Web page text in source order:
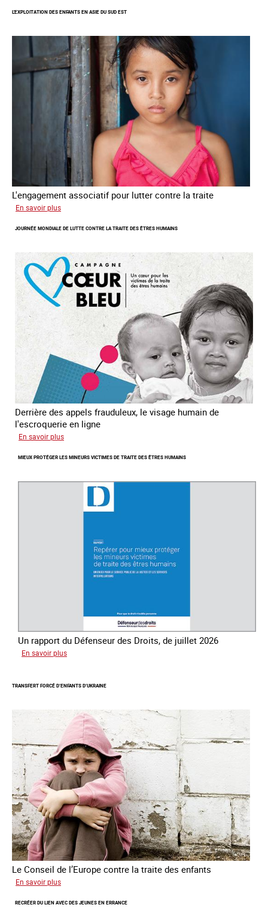
L'EXPLOITATION DES ENFANTS EN ASIE DU SUD EST
L'engagement associatif pour lutter contre la traite
En savoir plus
des
en
Asie
du
sud
est
JOURNÉE MONDIALE DE LUTTE CONTRE LA TRAITE DES ÊTRES HUMAINS
Derrière des appels frauduleux, le visage humain de
l'escroquerie en ligne
En savoir plus
mondiale
lutte
MIEUX PROTÉGER LES MINEURS VICTIMES DE TRAITE DES ÊTRES HUMAINS
Un rapport du Défenseur des Droits, de juillet 2026
En savoir plus
les
victimes
de
traite
des
êtres
humains
TRANSFERT FORCÉ D’ENFANTS D’UKRAINE
Le Conseil de l’Europe contre la traite des enfants
En savoir plus
forcé
RECRÉER DU LIEN AVEC DES JEUNES EN ERRANCE